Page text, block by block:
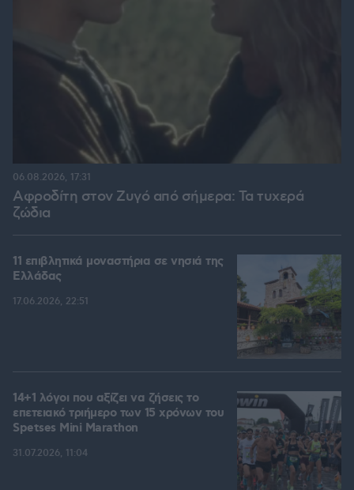
Αφροδίτη στον Ζυγό από σήμερα: Τα τυχερά
ζώδια
06.08.2026, 17:31
11 επιβλητικά μοναστήρια σε νησιά της
Ελλάδας
17.06.2026, 22:51
14+1 λόγοι που αξίζει να ζήσεις το
επετειακό τριήμερο των 15 χρόνων του
Spetses Mini Marathon
31.07.2026, 11:04